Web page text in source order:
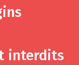
interdits